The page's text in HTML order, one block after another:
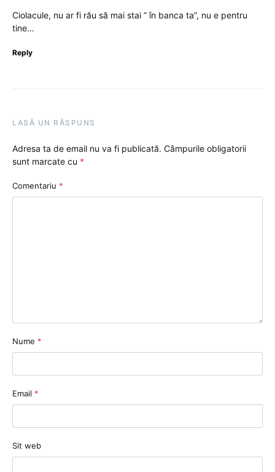
Ciolacule, nu ar fi rău să mai stai ” în banca ta”, nu e pentru
tine…
Reply
LASĂ UN RĂSPUNS
Adresa ta de email nu va fi publicată. Câmpurile obligatorii
sunt marcate cu *
Comentariu *
Nume *
Email *
Sit web